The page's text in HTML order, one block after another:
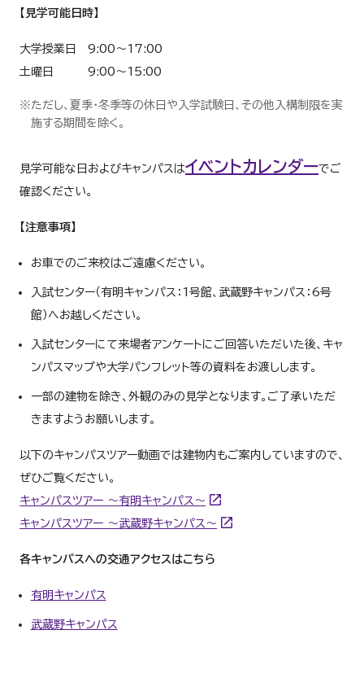
【見学可能日時】
大学授業日 9:00～17:00
土曜日 9:00～15:00
※ただし、夏季・冬季等の休日や入学試験日、その他入構制限を実
施する期間を除く。
見学可能な日およびキャンパスはイベントカレンダーでご
確認ください。
【注意事項】
お車でのご来校はご遠慮ください。
入試センター（有明キャンパス：1号館、武蔵野キャンパス：6号
館）へお越しください。
入試センターにて来場者アンケートにご回答いただいた後、キャ
ンパスマップや大学パンフレット等の資料をお渡しします。
一部の建物を除き、外観のみの見学となります。ご了承いただ
きますようお願いします。
以下のキャンパスツアー動画では建物内もご案内していますので、
ぜひご覧ください。
キャンパスツアー ～有明キャンパス～
キャンパスツアー ～武蔵野キャンパス～
各キャンパスへの交通アクセスはこちら
有明キャンパス
武蔵野キャンパス